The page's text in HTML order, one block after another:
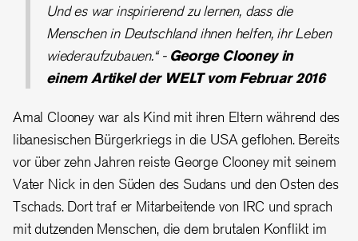
Und es war inspirierend zu lernen, dass die
Menschen in Deutschland ihnen helfen, ihr Leben
wiederaufzubauen.“ - George Clooney in
einem Artikel der WELT vom Februar 2016
Amal Clooney war als Kind mit ihren Eltern während des
libanesischen Bürgerkriegs in die USA geflohen. Bereits
vor über zehn Jahren reiste George Clooney mit seinem
Vater Nick in den Süden des Sudans und den Osten des
Tschads. Dort traf er Mitarbeitende von IRC und sprach
mit dutzenden Menschen, die dem brutalen Konflikt im